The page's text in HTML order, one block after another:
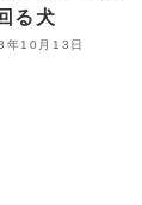
る犬
年10月13日